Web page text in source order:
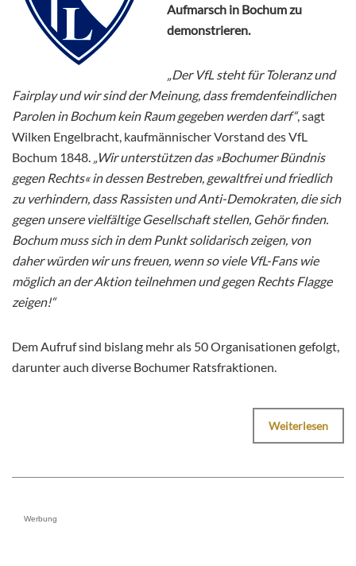
Aufmarsch in Bochum zu
demonstrieren.
„Der VfL steht für Toleranz und
Fairplay und wir sind der Meinung, dass fremdenfeindlichen
Parolen in Bochum kein Raum gegeben werden darf“, sagt
Wilken Engelbracht, kaufmännischer Vorstand des VfL
Bochum 1848. „Wir unterstützen das »Bochumer Bündnis
gegen Rechts« in dessen Bestreben, gewaltfrei und friedlich
zu verhindern, dass Rassisten und Anti-Demokraten, die sich
gegen unsere vielfältige Gesellschaft stellen, Gehör finden.
Bochum muss sich in dem Punkt solidarisch zeigen, von
daher würden wir uns freuen, wenn so viele VfL-Fans wie
möglich an der Aktion teilnehmen und gegen Rechts Flagge
zeigen!“
Dem Aufruf sind bislang mehr als 50 Organisationen gefolgt,
darunter auch diverse Bochumer Ratsfraktionen.
Weiterlesen
Werbung